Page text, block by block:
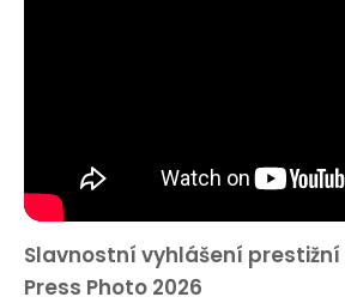
Slavnostní vyhlášení prestižní
Press Photo 2026